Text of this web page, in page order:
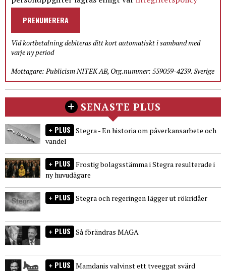
PRENUMERERA
Vid kortbetalning debiteras ditt kort automatiskt i samband med
varje ny period
Mottagare: Publicism NITEK AB, Org.nummer: 559059-4239. Sverige
SENASTE PLUS
PLUS Stegra - En historia om påverkansarbete och
vandel
PLUS Frostig bolagsstämma i Stegra resulterade i
ny huvudägare
PLUS Stegra och regeringen lägger ut rökridåer
PLUS Så förändras MAGA
PLUS Mamdanis valvinst ett tveeggat svärd